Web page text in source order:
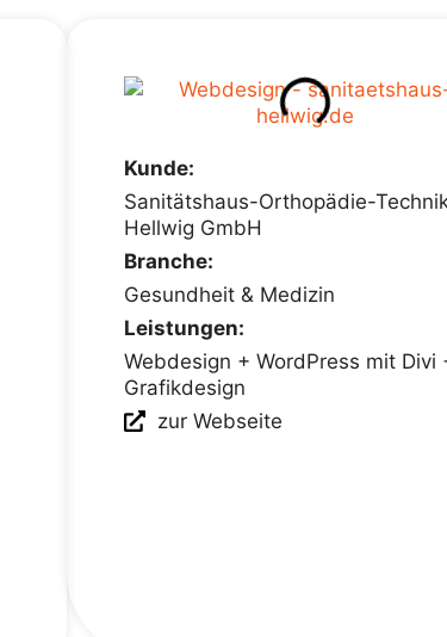
Kunde:
Sanitätshaus-Orthopädie-
Hellwig GmbH
Branche:
Gesundheit & Medizin
Leistungen:
Webdesign + WordPress mit Divi
Grafikdesign
zur Webseite